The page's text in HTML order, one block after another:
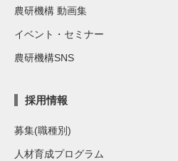
農研機構 動画集
イベント・セミナー
農研機構SNS
採用情報
募集(職種別)
人材育成プログラム